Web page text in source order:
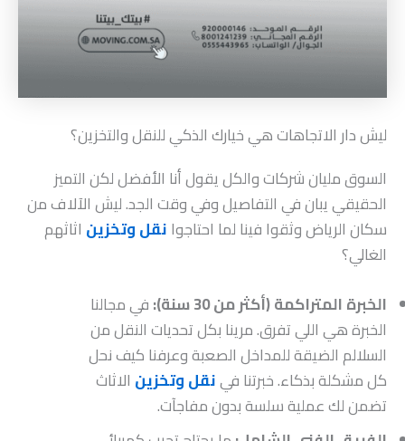
ليش دار الاتجاهات هي خيارك الذكي للنقل والتخزين؟
السوق مليان شركات والكل يقول أنا الأفضل لكن التميز
الحقيقي يبان في التفاصيل وفي وقت الجد. ليش الآلاف من
سكان الرياض وثقوا فينا لما احتاجوانقل وتخزين اثاثهم
الغالي؟
الخبرة المتراكمة (أكثر من 30 سنة):
في مجالنا
الخبرة هي اللي تفرق. مرينا بكل تحديات النقل من
السلالم الضيقة للمداخل الصعبة وعرفنا كيف نحل
كل مشكلة بذكاء. خبرتنا فينقل وتخزين الاثاث
تضمن لك عملية سلسة بدون مفاجآت.